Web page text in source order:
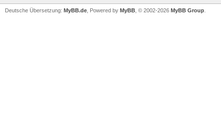
Deutsche Übersetzung: MyBB.de , Powered by MyBB , © 2002-2026 MyBB Group